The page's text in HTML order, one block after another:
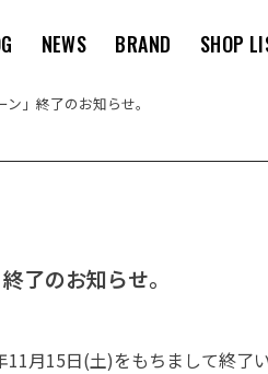
NEWS BRAND SHOP
」終了のお知らせ。
了のお知らせ。
月15日(土)をもちまして終了